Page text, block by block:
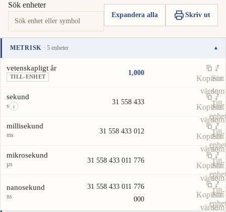
Sök enheter
Expandera alla Skriv ut
METRISK · 5 enheter ▾
Enhet Värde Åtgärder
vetenskapligt år
TILL-ENHET
1,000
Kopiera
värde
Sätt
som
Till-
enhet
sekund
s i
31 558 433
Kopiera
värde
Sätt
som
Till-
enhet
millisekund
ms 31 558 433 012
Kopiera
värde
Sätt
som
Till-
enhet
mikrosekund
µs 31 558 433 011 776
Kopiera
värde
Sätt
som
Till-
enhet
nanosekund
ns
31 558 433 011 776
000
Kopiera
värde
Sätt
som